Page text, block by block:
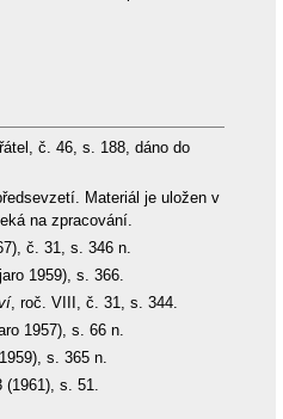
č. 46, s. 188, dáno do
Materiál je uložen v
na zpracování.
č. 31, s. 346 n.
1959), s. 366.
, roč. VIII, č. 31, s. 344.
1957), s. 66 n.
s. 365 n.
s. 51.